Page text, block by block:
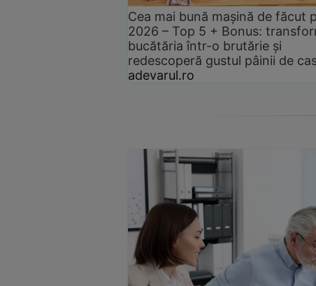
Cea mai bună mașină de făcut
2026 – Top 5 + Bonus:
bucătăria într-o brutărie și
redescoperă gustul pâinii de
adevarul.ro